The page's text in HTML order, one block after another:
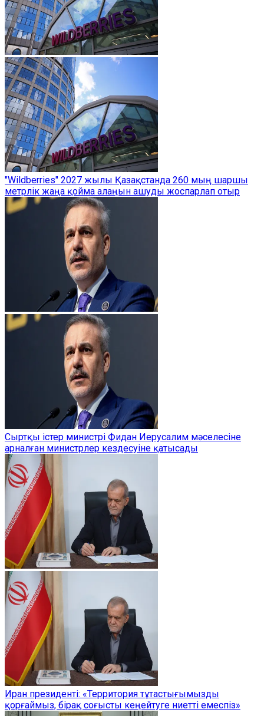
"Wildberries" 2027 жылы Қазақстанда 260 мың шаршы
метрлік жаңа қойма алаңын ашуды жоспарлап отыр
Сыртқы істер министрі Фидан Иерусалим мәселесіне
арналған министрлер кездесуіне қатысады
Иран президенті: «Территория тұтастығымызды
қорғаймыз, бірақ соғысты кеңейтуге ниетті емеспіз»